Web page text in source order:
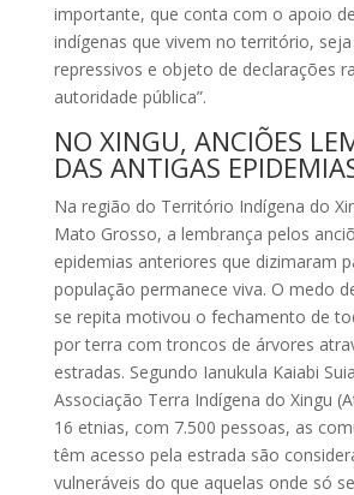
importante, que conta com o apoio
indígenas que vivem no território,
repressivos e objeto de declarações
autoridade pública”.
NO XINGU, ANCIÕES
DAS ANTIGAS
Na região do Território Indígena do
Mato Grosso, a lembrança pelos
epidemias anteriores que dizimaram
população permanece viva. O medo
se repita motivou o fechamento de
por terra com troncos de árvores
estradas. Segundo Ianukula Kaiabi
Associação Terra Indígena do Xingu
16 etnias, com 7.500 pessoas, as
têm acesso pela estrada são
vulneráveis do que aquelas onde só